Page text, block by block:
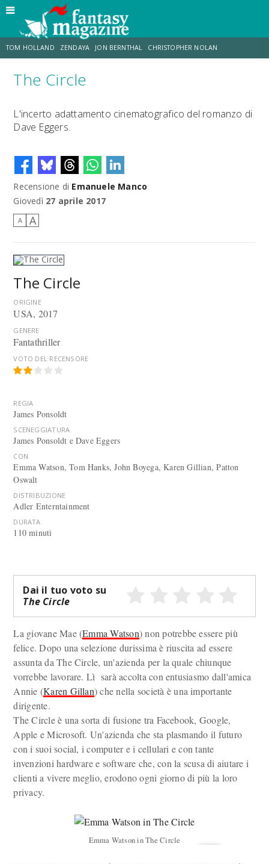
TOM HOLLAND ZENDAYA JON BERNTHAL CHRISTOPHER NOLAN
STRANIMONDI LUCCA COMICS & GAMES
DESTIN DANIEL CRETTON
The Circle
L'incerto adattamento cinematografico del romanzo di
Dave Eggers.
Recensione di Emanuele Manco
Giovedì 27 aprile 2017
A A
The Circle
ORIGINE
USA, 2017
GENERE
Fantathriller
VOTO DEL RECENSORE
REGIA
James Ponsoldt
SCENEGGIATURA
James Ponsoldt e Dave Eggers
CON
Emma Watson, Tom Hanks, John Boyega, Karen Gillian, Patton
Oswalt
DISTRIBUZIONE
Adler Enterntainment
DURATA
110 minuti
Dai il tuo voto su
The Circle
La giovane Mae (Emma Watson) non potrebbe essere più
felice. Dopo una selezione durissima è riuscita ad essere
assunta da The Circle, un'azienda per la quale chiunque
vorrebbe lavorare. Lì sarà accolta con entusiasmo dall'amica
Annie (Karen Gillan) che nella società è una importante
dirigente.
The Circle è una sorta di fusione tra Facebook, Google,
Apple e Microsoft. Un'azienda che sta plasmando il futuro
con i suoi social, i computer e i cellulari e con tante
invenzioni hardware e software che, con la scusa di aiutare i
clienti a vivere meglio, erodono ogni giorno di più la loro
privacy.
Emma Watson in The Circle